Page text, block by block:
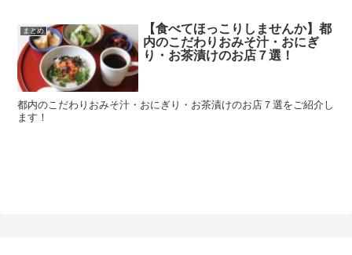
まとめ
【食べてほっこりしませんか】都
内のこだわりおみそ汁・おにぎ
り・お茶漬けのお店７選！
都内のこだわりおみそ汁・おにぎり・お茶漬けのお店７選をご紹介し
ます！